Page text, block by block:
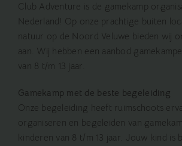
Club Adventure is de gamekamp
Nederland! Op onze prachtige buiten
natuur op de Noord Veluwe bieden wij
aan. Wij hebben een aanbod
van 8 t/m 13 jaar.
Gamekamp met de beste begeleiding
Onze begeleiding heeft ruimschoots
organiseren en begeleiden van
kinderen van 8 t/m 13 jaar. Jouw kind is